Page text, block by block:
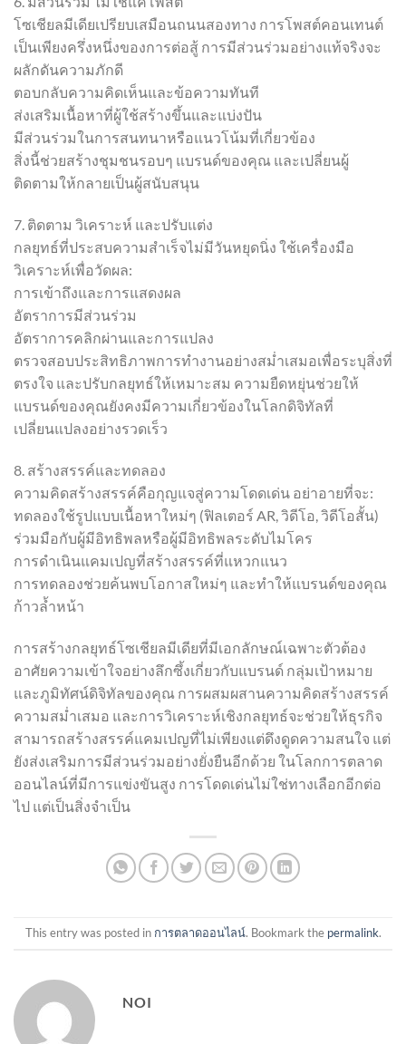
โซเชียลมีเดียเปรียบเสมือนถนนสองทาง การโพสต์คอนเทนต์
เป็นเพียงครึ่งหนึ่งของการต่อสู้ การมีส่วนร่วมอย่างแท้จริงจะ
ผลักดันความภักดี
ตอบกลับความคิดเห็นและข้อความทันที
ส่งเสริมเนื้อหาที่ผู้ใช้สร้างขึ้นและแบ่งปัน
มีส่วนร่วมในการสนทนาหรือแนวโน้มที่เกี่ยวข้อง
สิ่งนี้ช่วยสร้างชุมชนรอบๆ แบรนด์ของคุณ และเปลี่ยนผู้
ติดตามให้กลายเป็นผู้สนับสนุน
7. ติดตาม วิเคราะห์ และปรับแต่ง
กลยุทธ์ที่ประสบความสำเร็จไม่มีวันหยุดนิ่ง ใช้เครื่องมือ
วิเคราะห์เพื่อวัดผล:
การเข้าถึงและการแสดงผล
อัตราการมีส่วนร่วม
อัตราการคลิกผ่านและการแปลง
ตรวจสอบประสิทธิภาพการทำงานอย่างสม่ำเสมอเพื่อระบุสิ่งที่
ตรงใจ และปรับกลยุทธ์ให้เหมาะสม ความยืดหยุ่นช่วยให้
แบรนด์ของคุณยังคงมีความเกี่ยวข้องในโลกดิจิทัลที่
เปลี่ยนแปลงอย่างรวดเร็ว
8. สร้างสรรค์และทดลอง
ความคิดสร้างสรรค์คือกุญแจสู่ความโดดเด่น อย่าอายที่จะ:
ทดลองใช้รูปแบบเนื้อหาใหม่ๆ (ฟิลเตอร์ AR, วิดีโอ, วิดีโอสั้น)
ร่วมมือกับผู้มีอิทธิพลหรือผู้มีอิทธิพลระดับไมโคร
การดำเนินแคมเปญที่สร้างสรรค์ที่แหวกแนว
การทดลองช่วยค้นพบโอกาสใหม่ๆ และทำให้แบรนด์ของคุณ
ก้าวล้ำหน้า
การสร้างกลยุทธ์โซเชียลมีเดียที่มีเอกลักษณ์เฉพาะตัวต้อง
อาศัยความเข้าใจอย่างลึกซึ้งเกี่ยวกับแบรนด์ กลุ่มเป้าหมาย
และภูมิทัศน์ดิจิทัลของคุณ การผสมผสานความคิดสร้างสรรค์
ความสม่ำเสมอ และการวิเคราะห์เชิงกลยุทธ์จะช่วยให้ธุรกิจ
สามารถสร้างสรรค์แคมเปญที่ไม่เพียงแต่ดึงดูดความสนใจ แต่
ยังส่งเสริมการมีส่วนร่วมอย่างยั่งยืนอีกด้วย ในโลกการตลาด
ออนไลน์ที่มีการแข่งขันสูง การโดดเด่นไม่ใช่ทางเลือกอีกต่อ
ไป แต่เป็นสิ่งจำเป็น
This entry was posted in การตลาดออนไลน์. Bookmark the permalink.
NOI